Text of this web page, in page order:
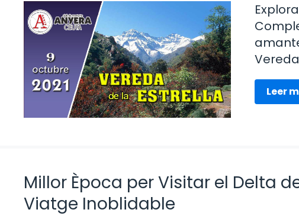
Leer
Millor Època per Visitar el Delta
Viatge Inoblidable